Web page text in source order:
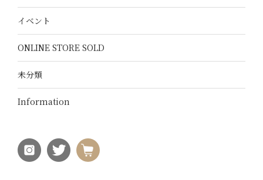
イベント
ONLINE STORE SOLD
未分類
Information